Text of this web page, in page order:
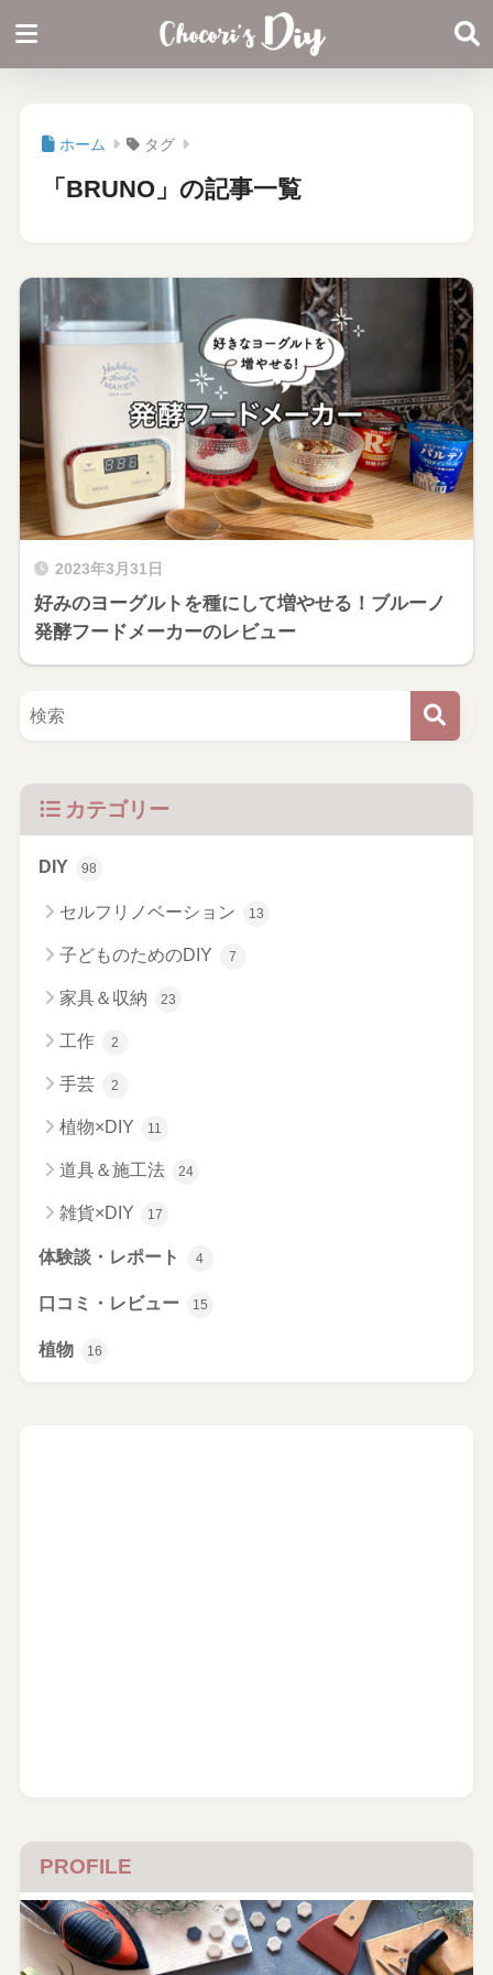
ホーム タグ
「BRUNO」の記事一覧
2023年3月31日
好みのヨーグルトを種にして増やせる！ブルーノ
発酵フードメーカーのレビュー
カテゴリー
DIY 98
セルフリノベーション 13
子どものためのDIY 7
家具＆収納 23
工作 2
手芸 2
植物×DIY 11
道具＆施工法 24
雑貨×DIY 17
体験談・レポート 4
口コミ・レビュー 15
植物 16
PROFILE